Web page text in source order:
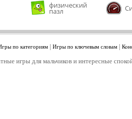
физический
пазл
по категориям | Игры по ключевым словам |
игры для мальчиков и интересные